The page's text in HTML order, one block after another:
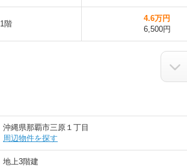
1階
4.6万円
6,500円
沖縄県那覇市三原１丁目
周辺物件を探す
地上3階建